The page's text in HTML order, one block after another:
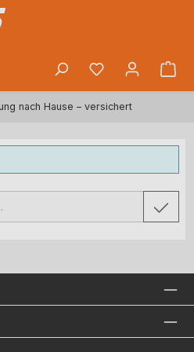
Du hast 0
nach Hause – versichert